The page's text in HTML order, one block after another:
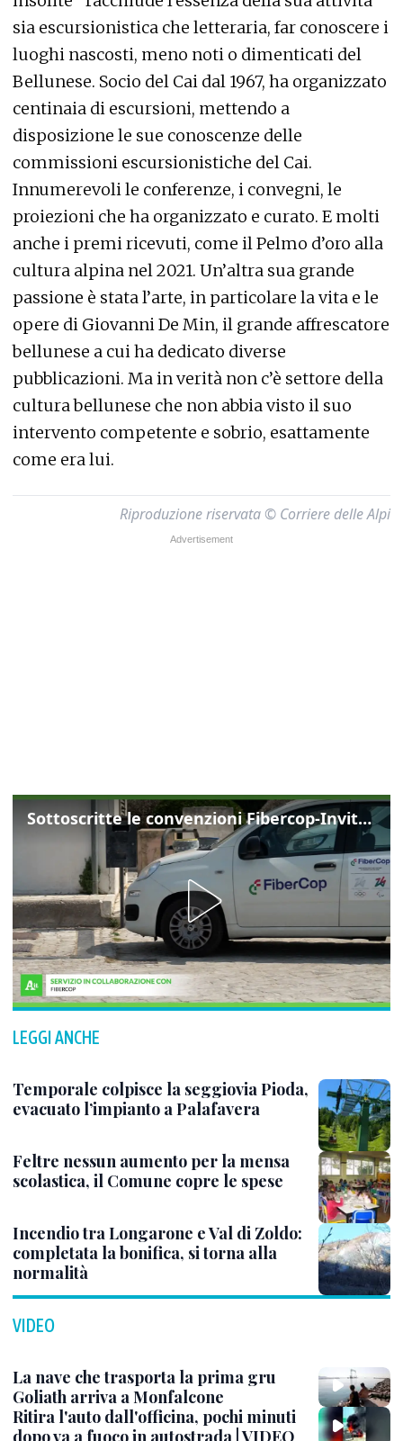
sia escursionistica che letteraria, far conoscere i
luoghi nascosti, meno noti o dimenticati del
Bellunese. Socio del Cai dal 1967, ha organizzato
centinaia di escursioni, mettendo a
disposizione le sue conoscenze delle
commissioni escursionistiche del Cai.
Innumerevoli le conferenze, i convegni, le
proiezioni che ha organizzato e curato. E molti
anche i premi ricevuti, come il Pelmo d’oro alla
cultura alpina nel 2021. Un’altra sua grande
passione è stata l’arte, in particolare la vita e le
opere di Giovanni De Min, il grande affrescatore
bellunese a cui ha dedicato diverse
pubblicazioni. Ma in verità non c’è settore della
cultura bellunese che non abbia visto il suo
intervento competente e sobrio, esattamente
come era lui.
Riproduzione riservata © Corriere delle Alpi
Sottoscritte le convenzioni Fibercop-Invitalia, fibra ottica per 477 mila civici
LEGGI ANCHE
Temporale colpisce la seggiovia Pioda,
evacuato l’impianto a Palafavera
Feltre nessun aumento per la mensa
scolastica, il Comune copre le spese
Incendio tra Longarone e Val di Zoldo:
completata la bonifica, si torna alla
normalità
VIDEO
La nave che trasporta la prima gru
Goliath arriva a Monfalcone
Ritira l'auto dall'officina, pochi minuti